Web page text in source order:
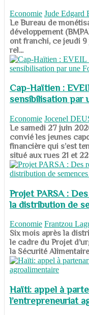
Economie Jude Edgard
​​​​​​​Le Bureau de
développement
ont franchi, ce jeudi
rel...
Cap-Haïtien :
sensibilisation par
Economie Jocenel
Le samedi 27 juin
convié les jeunes
financière qui s’est
situé aux rues 21 et 22
Projet PARSA :
la distribution de
Economie Frantzou
​​​​​​​Six mois après la
le cadre du Projet
la Sécurité
Haïti: appel à
l’entrepreneuriat